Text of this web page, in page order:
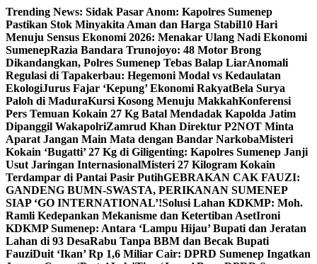
Skip
to
content
Trending News: Sidak Pasar Anom: Kapolres Sumenep
Pastikan Stok Minyakita Aman dan Harga Stabil10 Hari
Menuju Sensus Ekonomi 2026: Menakar Ulang Nadi Ekonomi
SumenepRazia Bandara Trunojoyo: 48 Motor Brong
Dikandangkan, Polres Sumenep Tebas Balap LiarAnomali
Regulasi di Tapakerbau: Hegemoni Modal vs Kedaulatan
EkologiJurus Fajar ‘Kepung’ Ekonomi RakyatBela Surya
Paloh di MaduraKursi Kosong Menuju MakkahKonferensi
Pers Temuan Kokain 27 Kg Batal Mendadak Kapolda Jatim
Dipanggil WakapolriZamrud Khan Direktur P2NOT Minta
Aparat Jangan Main Mata dengan Bandar NarkobaMisteri
Kokain ‘Bugatti’ 27 Kg di Giligenting: Kapolres Sumenep Janji
Usut Jaringan InternasionalMisteri 27 Kilogram Kokain
Terdampar di Pantai Pasir PutihGEBRAKAN CAK FAUZI:
GANDENG BUMN-SWASTA, PERIKANAN SUMENEP
SIAP ‘GO INTERNATIONAL’!Solusi Lahan KDKMP: Moh.
Ramli Kedepankan Mekanisme dan Ketertiban AsetIroni
KDKMP Sumenep: Antara ‘Lampu Hijau’ Bupati dan Jeratan
Lahan di 93 DesaRabu Tanpa BBM dan Becak Bupati
FauziDuit ‘Ikan’ Rp 1,6 Miliar Cair: DPRD Sumenep Ingatkan